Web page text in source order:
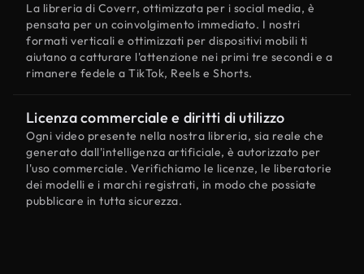
La libreria di Coverr, ottimizzata per i social media, è
pensata per un coinvolgimento immediato. I nostri
formati verticali e ottimizzati per dispositivi mobili ti
aiutano a catturare l'attenzione nei primi tre secondi e a
rimanere fedele a TikTok, Reels e Shorts.
Licenza commerciale e diritti di utilizzo
Ogni video presente nella nostra libreria, sia reale che
generato dall'intelligenza artificiale, è autorizzato per
l'uso commerciale. Verifichiamo le licenze, le liberatorie
dei modelli e i marchi registrati, in modo che possiate
pubblicare in tutta sicurezza.